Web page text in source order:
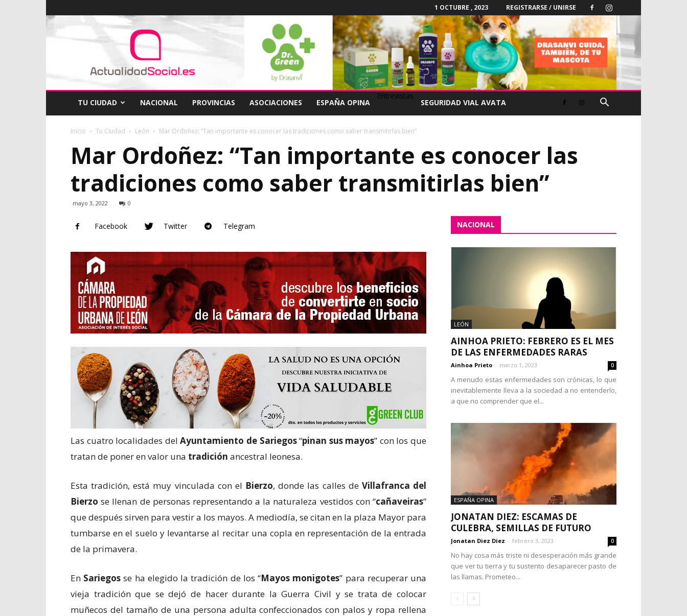
1 OCTUBRE , 2023 REGISTRARSE / UNIRSE
ActualidadSocial
TU CIUDAD NACIONAL PROVINCIAS ASOCIACIONES ESPAÑA OPINA
Entrevistas
SEGURIDAD VIAL AVATA
Inicio Tu Ciudad León Mar Ordoñez: “Tan importante es conocer las tradiciones como saber transmitirlas bien”
Mar Ordoñez: “Tan importante es conocer las
tradiciones como saber transmitirlas bien”
mayo 3, 2022 0
Facebook Twitter Telegram
Las cuatro localidades delAyuntamiento de Sariegos“pinan sus mayos” con los que
tratan de poner en valor una tradición ancestral leonesa.
Esta tradición, está muy vinculada con el Bierzo, donde las calles de Villafranca del
Bierzo se llenan de personas representando a la naturaleza vestidos con “cañaveiras”
que después sirven para vestir a los mayos. A mediodía, se citan en la plaza Mayor para
tumbarse en el suelo y levantarse al recitar una copla en representación de la entrada
de la primavera.
En Sariegos se ha elegido la tradición de los “Mayos monigotes” para recuperar una
vieja tradición que se dejó de hacer durante la Guerra Civil y se trata de colocar
muñecos del tamaño de una persona adulta confeccionados con palos y ropa rellena
NACIONAL
LEÓN
AINHOA PRIETO: FEBRERO ES EL MES
DE LAS ENFERMEDADES RARAS
Ainhoa Prieto - marzo 1, 2023 0
A menudo estas enfermedades son crónicas, lo que
inevitablemente lleva a la sociedad a no entenderlo,
a que no comprender que el...
ESPAÑA OPINA
JONATAN DIEZ: ESCAMAS DE
CULEBRA, SEMILLAS DE FUTURO
Jonatan Diez Diez - febrero 3, 2023 0
No hay cosa más triste ni desesperación más grande
que ver tu tierra y tu sustento desaparecer pasto de
las llamas. Prometeo...